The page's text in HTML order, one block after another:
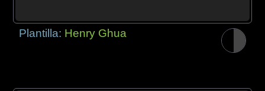
Plantilla: Henry Ghua